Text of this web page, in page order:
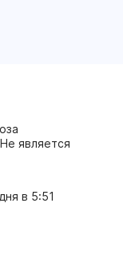
является
в 5:51